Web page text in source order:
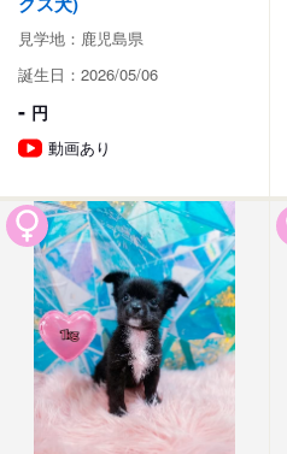
見学地：鹿児島県
誕生日：2026/05/06
- 円
動画あり